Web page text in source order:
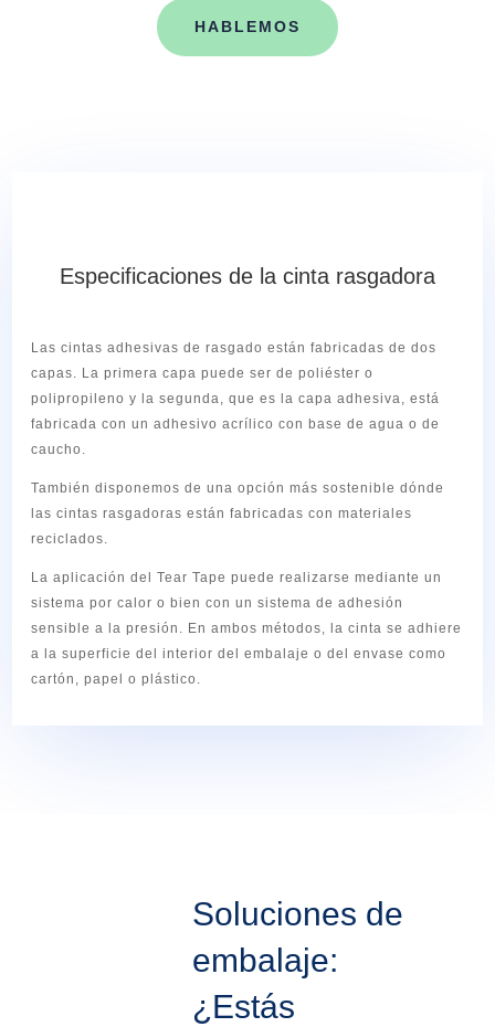
HABLEMOS
Especificaciones de la cinta rasgadora
Las cintas adhesivas de rasgado están fabricadas de dos
capas. La primera capa puede ser de poliéster o
polipropileno y la segunda, que es la capa adhesiva, está
fabricada con un adhesivo acrílico con base de agua o de
caucho.
También disponemos de una opción más sostenible dónde
las cintas rasgadoras están fabricadas con materiales
reciclados.
La aplicación del Tear Tape puede realizarse mediante un
sistema por calor o bien con un sistema de adhesión
sensible a la presión. En ambos métodos, la cinta se adhiere
a la superficie del interior del embalaje o del envase como
cartón, papel o plástico.
Soluciones de
embalaje:
¿Estás